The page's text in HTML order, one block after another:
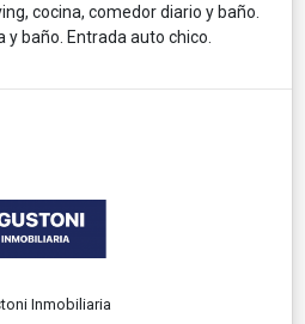
cocina, comedor diario y baño.
y baño. Entrada auto chico.
Inmobiliaria